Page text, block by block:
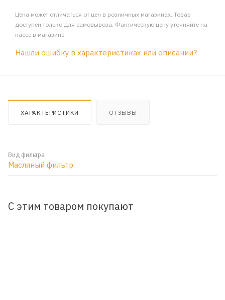
Цена может отличаться от цен в розничных магазинах. Товар
доступен только для самовывоза. Фактическую цену уточняйте на
кассе в магазине
Нашли ошибку в характеристиках или описании?
ХАРАКТЕРИСТИКИ ОТЗЫВЫ
Вид фильтра
Масляный фильтр
С этим товаром покупают